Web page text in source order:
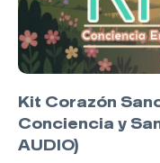
Kit Corazón
Conciencia y
AUDIO)